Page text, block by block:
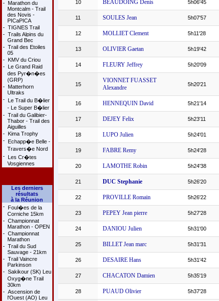
- Marathon du
Montcalm - Trail
des Novis -
PICaPICA
- TIGNES Trail
- Trails Alpins du
Grand Bec
- Trail des Etoiles
05
- KMV du Criou
- Le Grand Raid
des Pyr�n�es
(GRP)
- Matterhorn
Ultraks
- Le Trail du B�lier
- Le Super B�lier
- Trail du Galibier-
Thabor - Trail des
Aiguilles
- Kima Trophy
- Echapp�e Belle -
Travers�e Nord
- Les Cr�tes
Vosgiennes
Les derniers
résultats
à la Réunion
- Foul�es de la
Corniche 15km
- Championnat
Marathon - OPEN
- Championnat
Marathon
- Trail du Sud
Sauvage - 21km
- Trail Vaincre
Parkinson
- Sakikour (SK) Leu
Oxyg�ne Trail
30km
- Ascension de
l'Ouest (AO) Leu
10 BEAUDOING Denis 5h06'45
11 SOULES Jean 5h07'57
12 MOLLIET Clement 5h11'28
13 OLIVIER Gaetan 5h19'42
14 FLEURY Jeffrey 5h20'09
15
VIONNET FUASSET
Alexandre
5h20'21
16 HENNEQUIN David 5h21'14
17 DEJEY Felix 5h23'11
18 LUPO Julien 5h24'01
19 FABRE Remy 5h24'28
20 LAMOTHE Robin 5h24'38
21 DUC Stephanie 5h26'20
22 PROVILLE Romain 5h26'22
23 PEPEY Jean pierre 5h27'28
24 DANIOU Julien 5h31'00
25 BILLET Jean marc 5h31'31
26 DESAIRE Hans 5h31'42
27 CHACATON Damien 5h35'19
28 PUAUD Olivier 5h37'28